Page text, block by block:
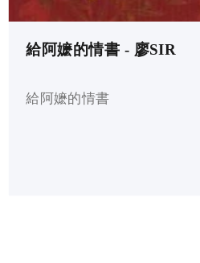
給阿嬷的情書 - 廖SIR
給阿嬷的情書